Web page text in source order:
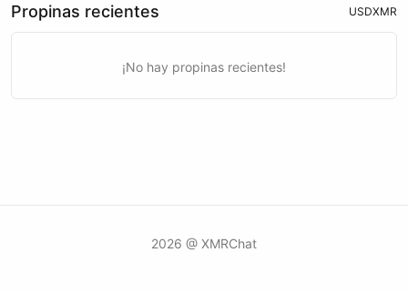
Propinas recientes USDXMR
¡No hay propinas recientes!
2026 @ XMRChat